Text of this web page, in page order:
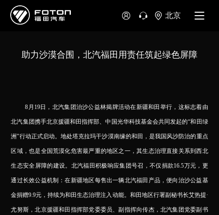
北京
助力沙漠合围，北汽福田用责任筑起绿色屏障
8 月19日，北汽集团治沙公益林揭牌活动在新疆和田举行，这标志着由
北汽集团携手北京援疆和田指挥部、中国光华科技基金会共同发起的“和田绿
洲”行动正式启动。地处塔克拉玛干沙漠南缘的和田，是我国风沙防治的重点
区域，也是全国荒漠化危害最严重的地区之一，其生态治理直接关系到西北
生态安全屏障的建设。北汽福田积极响应集团号召，不仅捐款16.5万元，更
通过长效公益机制：在新疆地区每售出一辆北汽福田产品，便向治沙公益基
金捐赠9.9元，持续为和田生态治理注入动能。和田地区行署副秘书长艾热提·
尤努斯，北京援疆和田指挥部党委委员、副指挥向传杰，北汽集团党委副书